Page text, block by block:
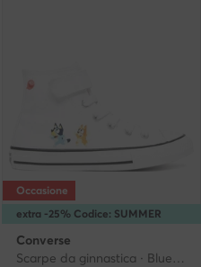
extra -25% Codice: SUMMER
Occasione
Converse
Scarpe da ginnastica · Bluey · Bianco